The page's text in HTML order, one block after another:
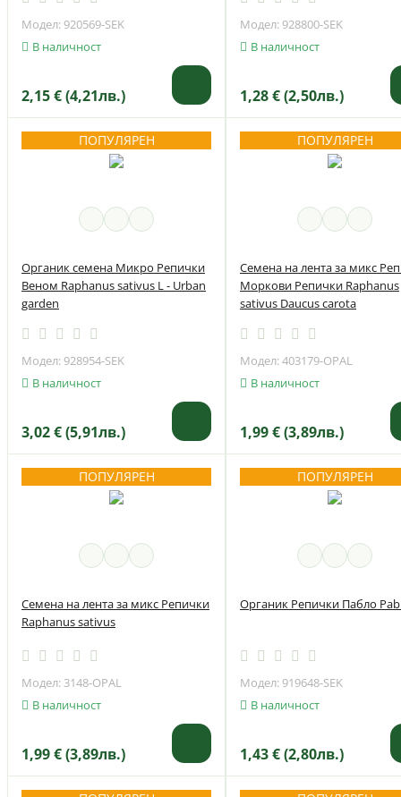
Модел: 920569-SEK
В наличност
2,15 € (4,21лв.)
Модел: 928800-SEK
В наличност
1,28 € (2,50лв.)
ПОПУЛЯРЕН
Органик семена Микро Репички
Веном Raphanus sativus L - Urban
garden
Модел: 928954-SEK
В наличност
3,02 € (5,91лв.)
ПОПУЛЯРЕН
Семена на лента за микс
Моркови Репички Raphanus
sativus Daucus carota
Модел: 403179-OPAL
В наличност
1,99 € (3,89лв.)
ПОПУЛЯРЕН
Семена на лента за микс Репички
Raphanus sativus
Модел: 3148-OPAL
В наличност
1,99 € (3,89лв.)
ПОПУЛЯРЕН
Органик Репички Пабло
Модел: 919648-SEK
В наличност
1,43 € (2,80лв.)